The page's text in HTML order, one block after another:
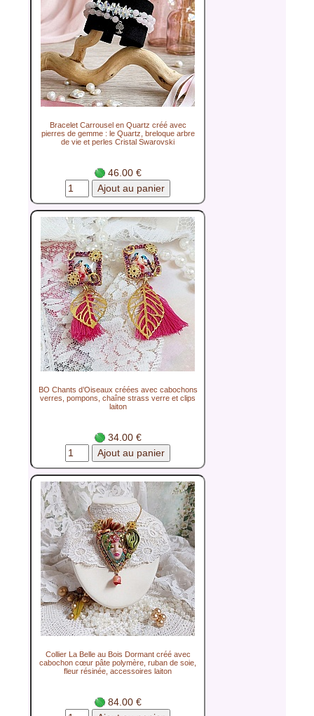
Bracelet Carrousel en Quartz créé avec
pierres de gemme : le Quartz, breloque arbre
de vie et perles Cristal Swarovski
46.00 €
BO Chants d’Oiseaux créées avec cabochons
verres, pompons, chaîne strass verre et clips
laiton
34.00 €
Collier La Belle au Bois Dormant créé avec
cabochon cœur pâte polymère, ruban de soie,
fleur résinée, accessoires laiton
84.00 €